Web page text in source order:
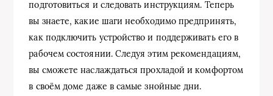
подготовиться и следовать инструкциям. Теперь
вы знаете, какие шаги необходимо предпринять,
как подключить устройство и поддерживать его в
рабочем состоянии. Следуя этим рекомендациям,
вы сможете наслаждаться прохладой и комфортом
в своём доме даже в самые знойные дни.